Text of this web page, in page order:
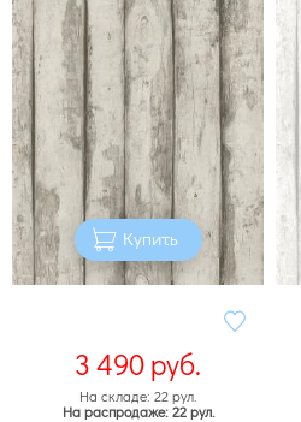
Купить
3 490руб.
На складе: 22 рул.
На распродаже: 22 рул.